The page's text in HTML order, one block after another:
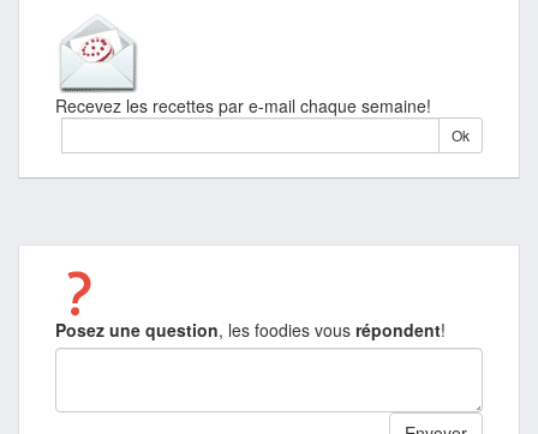
Recevez les recettes par e-mail chaque semaine!
Posez une question, les foodies vous répondent!